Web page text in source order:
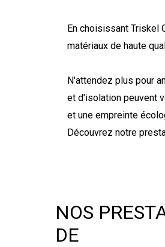
En choisissant Triskel
matériaux de haute
N'attendez plus pour
et d'isolation peuvent
et une empreinte
Découvrez notre
NOS
DE